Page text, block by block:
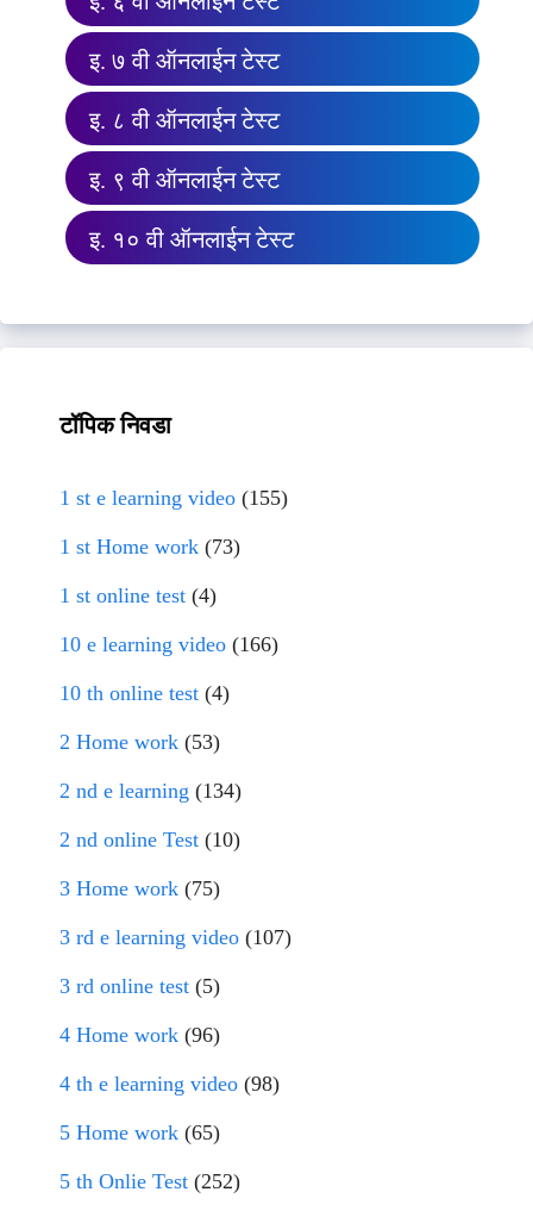
इ. ७ वी ऑनलाईन टेस्ट
इ. ८ वी ऑनलाईन टेस्ट
इ. ९ वी ऑनलाईन टेस्ट
इ. १० वी ऑनलाईन टेस्ट
टॉपिक निवडा
1 st e learning video (155)
1 st Home work (73)
1 st online test (4)
10 e learning video (166)
10 th online test (4)
2 Home work (53)
2 nd e learning (134)
2 nd online Test (10)
3 Home work (75)
3 rd e learning video (107)
3 rd online test (5)
4 Home work (96)
4 th e learning video (98)
5 Home work (65)
5 th Onlie Test (252)